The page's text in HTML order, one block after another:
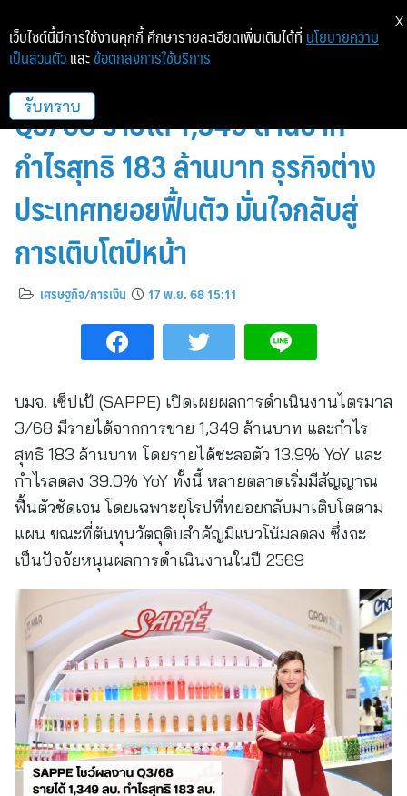
SAPPE รายงานผลประกอบการ
Q3/68 รายได้ 1,349 ล้านบาท
กำไรสุทธิ 183 ล้านบาท ธุรกิจต่าง
ประเทศทยอยฟื้นตัว มั่นใจกลับสู่
การเติบโตปีหน้า
เศรษฐกิจ/การเงิน 17 พ.ย. 68 15:11
บมจ. เซ็ปเป้ (SAPPE) เปิดเผยผลการดำเนินงานไตรมาส
3/68 มีรายได้จากการขาย 1,349 ล้านบาท และกำไร
สุทธิ 183 ล้านบาท โดยรายได้ชะลอตัว 13.9% YoY และ
กำไรลดลง 39.0% YoY ทั้งนี้ หลายตลาดเริ่มมีสัญญาณ
ฟื้นตัวชัดเจน โดยเฉพาะยุโรปที่ทยอยกลับมาเติบโตตาม
แผน ขณะที่ต้นทุนวัตถุดิบสำคัญมีแนวโน้มลดลง ซึ่งจะ
เป็นปัจจัยหนุนผลการดำเนินงานในปี 2569
เว็บไซต์นี้มีการใช้งานคุกกี้ ศึกษารายละเอียดเพิ่มเติมได้ที่ นโยบายความ
เป็นส่วนตัว และ ข้อตกลงการใช้บริการ
รับทราบ
X